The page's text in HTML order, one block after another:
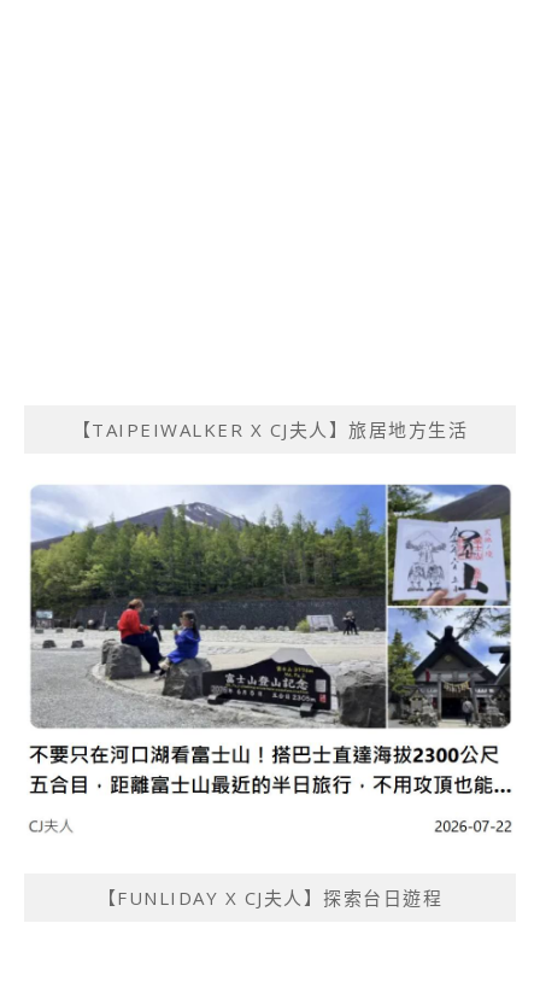
【TAIPEIWALKER X CJ夫人】旅居地方生活
【FUNLIDAY X CJ夫人】探索台日遊程